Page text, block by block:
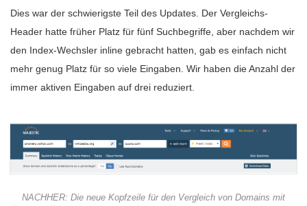
Dies war der schwierigste Teil des Updates. Der Vergleichs-
Header hatte früher Platz für fünf Suchbegriffe, aber nachdem wir
den Index-Wechsler inline gebracht hatten, gab es einfach nicht
mehr genug Platz für so viele Eingaben. Wir haben die Anzahl der
immer aktiven Eingaben auf drei reduziert.
NACHHER: Die neue Kopfzeile für den Vergleich von Domains mit